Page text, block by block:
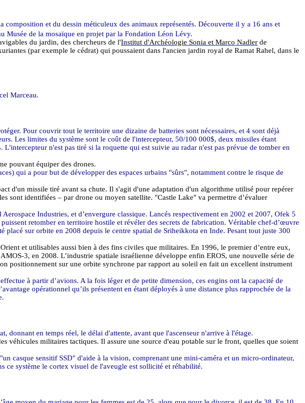
composition et du dessin méticuleux des animaux représentés. Découverte il y a 16 ans et
Musée de la mosaïque en projet par la Fondation Léon Lévy.
du jardin, des chercheurs de l'Institut d'Archéologie Sonia et Marco Nadler de
(par exemple le cédrat) qui poussaient dans l'ancien jardin royal de Ramat Rahel, dans le
Marceau.
Pour couvrir tout le territoire une dizaine de batteries sont nécessaires, et 4 sont déjà
Les limites du système sont le coût de l'intercepteur, 50/100 000$, deux missiles étant
n'est pas tiré si la roquette qui est suivie au radar n'est pas prévue de tomber en
pouvant équiper des drones.
) qui a pour but de développer des espaces urbains "sûrs", notamment contre le risque de
d'un missile tiré avant sa chute. Il s'agit d'une adaptation d'un algorithme utilisé pour repérer
sont identifiées – par drone ou moyen satellite. "Castle Lake" va permettre d’évaluer
Aerospace Industries, et d’envergure classique. Lancés respectivement en 2002 et 2007, Ofek 5
retomber en territoire hostile et révéler des secrets de fabrication. Véritable chef-d’œuvre
placé sur orbite en 2008 depuis le centre spatial de Sriheikkota en Inde. Pesant tout juste 300
et utilisables aussi bien à des fins civiles que militaires. En 1996, le premier d’entre eux,
AMOS-3, en 2008. L’industrie spatiale israélienne développe enfin EROS, une nouvelle série de
positionnement sur une orbite synchrone par rapport au soleil en fait un excellent instrument
à partir d’avions. A la fois léger et de petite dimension, ces engins ont la capacité de
opérationnel qu’ils présentent en étant déployés à une distance plus rapprochée de la
, donnant en temps réel, le délai d'attente, avant que l'ascenseur n'arrive à l'étage.
véhicules militaires tactiques. Il assure une source d'eau potable sur le front, quelles que soient
casque sensitif SSD" d'aide à la vision, comprenant une mini-caméra et un micro-ordinateur,
ce système le cortex visuel de l'aveugle est sollicité et réhabilité.